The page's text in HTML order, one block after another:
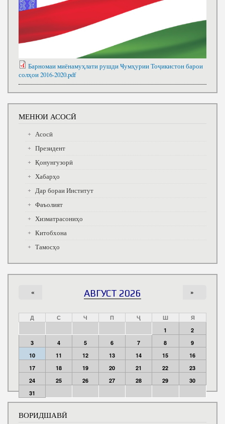
Барномаи миёнамуҳлати рушди Ҹумҳурии Тоҷикистон барои
солҳои 2016-2020.pdf
МЕНЮИ АСОСӢ
Асосӣ
Президент
Қонунгузорӣ
Хабарҳо
Дар бораи Институт
Фаъолият
Хизматрасониҳо
Китобхона
Тамосҳо
АВГУСТ 2026
« »
Д С Ч П Ҷ Ш
Я
1
2
3
4 5 6 7 8
9
10
11 12 13 14 15
16
17
18 19 20 21 22
23
24
25 26 27 28 29
30
31
ВОРИДШАВӢ